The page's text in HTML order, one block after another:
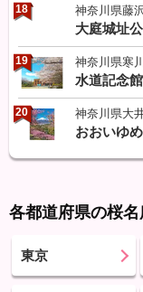
18 神奈川県藤
大庭城址
19 神奈川県寒
水道記念館
20 神奈川県大
おおいゆ
各都道府県の桜
東京